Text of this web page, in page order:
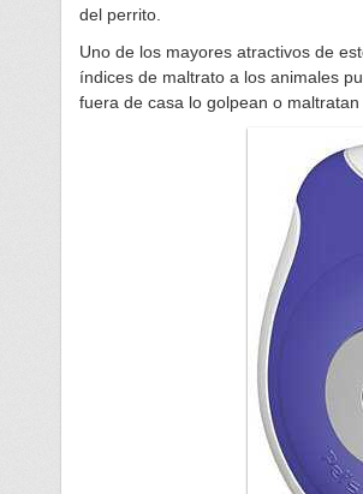
del perrito.
Uno de los mayores atractivos de
índices de maltrato a los animales
fuera de casa lo golpean o maltratan